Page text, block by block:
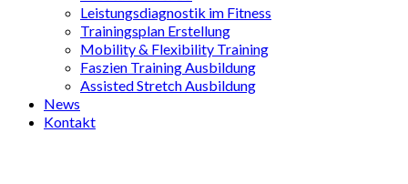
Leistungsdiagnostik im Fitness
Trainingsplan Erstellung
Mobility & Flexibility Training
Faszien Training Ausbildung
Assisted Stretch Ausbildung
News
Kontakt